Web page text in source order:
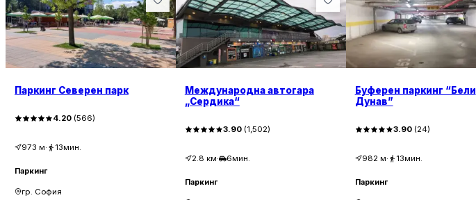
Паркинг Северен парк
4.20 (566)
973 м· 13мин.
Паркинг
гр. София
Международна автогара
„Сердика“
3.90(1,502)
2.8 км· 6мин.
Паркинг
Буферен паркинг “Бели
Дунав”
3.90(24)
982 м· 13мин.
Паркинг